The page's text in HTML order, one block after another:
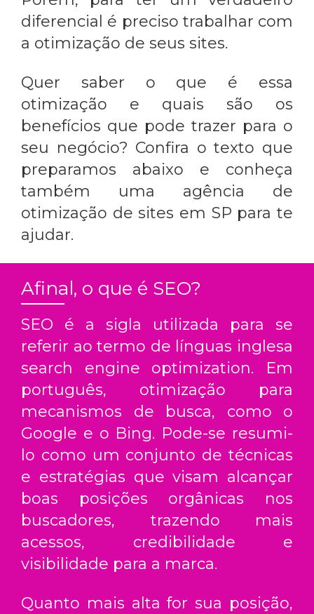
diferencial é preciso trabalhar com
a otimização de seus sites.
Quer saber o que é essa
otimização e quais são os
benefícios que pode trazer para o
seu negócio? Confira o texto que
preparamos abaixo e conheça
também uma agência de
otimização de sites em SP para te
ajudar.
Afinal, o que é SEO?
SEO é a sigla utilizada para se
referir ao termo de línguas inglesa
search engine optimization. Em
português, otimização para
mecanismos de busca, como o
Google e o Bing. Pode-se resumi-
lo como um conjunto de técnicas
e estratégias que visam alcançar
boas posições orgânicas nos
buscadores, trazendo mais
acessos, credibilidade e
visibilidade para a marca.
Quanto mais alta for sua posição,